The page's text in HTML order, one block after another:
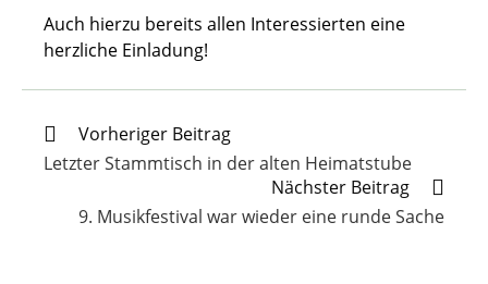
Auch hierzu bereits allen Interessierten eine
herzliche Einladung!
Weitere
Artikel
ansehen
Vorheriger Beitrag
Letzter Stammtisch in der alten Heimatstube
Nächster Beitrag
9. Musikfestival war wieder eine runde Sache